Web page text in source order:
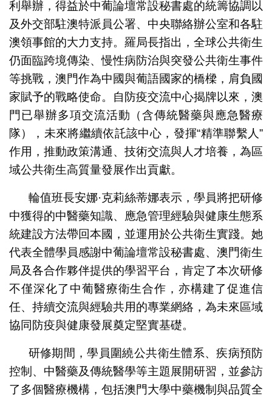
利舉辦，得益於中葡論壇常設秘書處的統籌協調以
及外交部駐澳特派員公署、中央聯絡辦公室和各駐
澳領事館的大力支持。羅局長指出，全球公共衛生
仍面臨跨境傳染、慢性病防治與突發公共衛生事件
等挑戰，澳門作為中國與葡語國家的橋樑，肩負國
家賦予的戰略使命。自防疫交流中心揭牌以來，澳
門已舉辦多項交流活動（含傳統醫藥與應急醫療
隊），未來將繼續依託該中心，發揮“精準聯繫人”
作用，推動政策溝通、技術交流與人才培養，為區
域公共衛生高質量發展作出貢獻。
輪值班長安娜·克莉絲蒂娜表示，學員將把研修
中獲得的中醫藥知識、應急管理經驗與健康生態系
統建設方法帶回本國，並運用於公共衛生實踐。她
代表全體學員感謝中葡論壇常設秘書處、澳門衛生
局及各合作夥伴提供的學習平台，肯定了本次研修
不僅深化了中葡醫療衛生合作，亦構建了促進信
任、持續交流與經驗共用的專業網絡，為未來區域
協同防疫與健康發展奠定堅實基礎。
研修期間，學員圍繞公共衛生體系、疾病預防
控制、中醫藥及傳統醫學等主題展開研習，並參訪
了多個醫療機構，包括澳門大學中藥機制與品質全